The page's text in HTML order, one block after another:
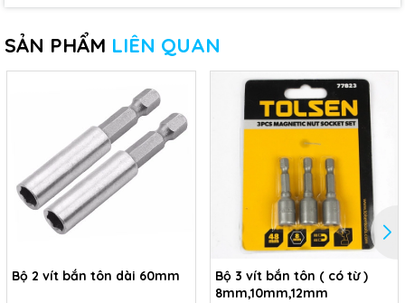
SẢN PHẨM LIÊN QUAN
Bộ 2 vít bắn tôn dài 60mm
Bộ 3 vít bắn tôn ( có từ )
8mm,10mm,12mm